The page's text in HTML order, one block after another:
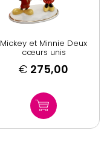
Mickey et Minnie Deux
cœurs unis
€ 275,00